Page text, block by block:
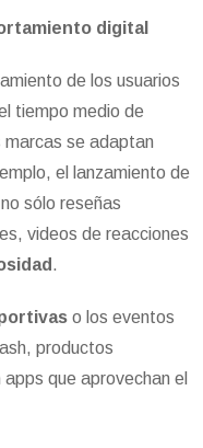
digital
de los usuarios
tiempo medio de
marcas se adaptan
el lanzamiento de
sólo reseñas
videos de reacciones
.
o los eventos
productos
que aprovechan el